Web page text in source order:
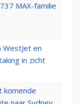
MAX-familie
en
in zicht
komende